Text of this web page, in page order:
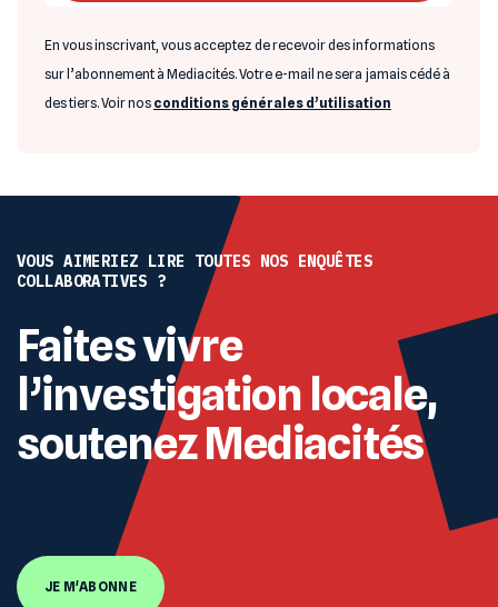
En vous inscrivant, vous acceptez de recevoir des informations
sur l’abonnement à Mediacités. Votre e-mail ne sera jamais cédé à
des tiers. Voir nos conditions générales d’utilisation
VOUS AIMERIEZ LIRE TOUTES NOS ENQUÊTES
COLLABORATIVES ?
Faites vivre
l’investigation locale,
soutenez Mediacités
JE M'ABONNE